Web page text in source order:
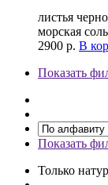
листья
морская
2900 р. В
Показать
Показать
Только